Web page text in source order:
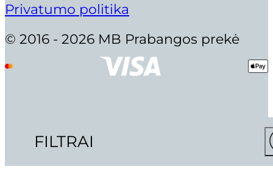
© 2016 - 2026 MB Prabangos prekė
Privatumo politika
FILTRAI